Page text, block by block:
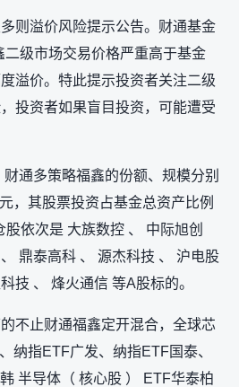
则溢价风险提示公告。财通基金
二级市场交易价格严重高于基金
溢价。特此提示投资者关注二级
投资者如果盲目投资，可能遭受
通多策略福鑫的份额、规模分别
，其股票投资占基金总资产比例
依次是 大族数控 、 中际旭创
鼎泰高科 、 源杰科技 、 沪电股
技 、 烽火通信 等A股标的。
不止财通福鑫定开混合，全球芯
纳指ETF广发、纳指ETF国泰、
半导体（ 核心股 ） ETF华泰柏